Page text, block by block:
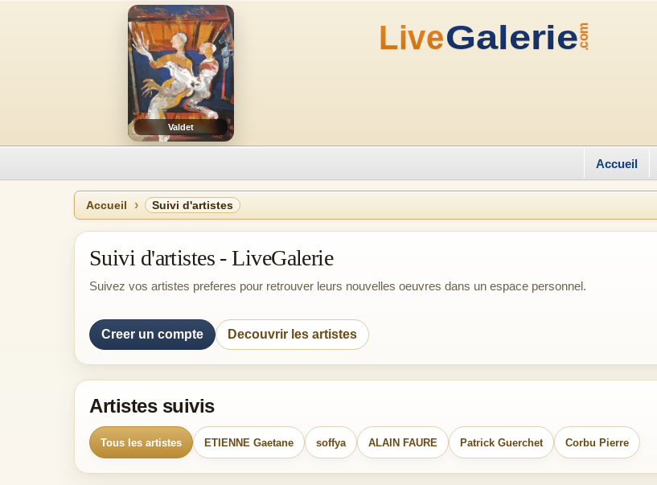
Valdet
Accueil
Accueil Suivi d'artistes
Suivi d'artistes - LiveGalerie
Suivez vos artistes preferes pour retrouver leurs nouvelles oeuvres dans un espace personnel.
Creer un compte Decouvrir les artistes
Artistes suivis
Tous les artistes ETIENNE Gaetane soffya ALAIN FAURE Patrick Guerchet Corbu Pierre